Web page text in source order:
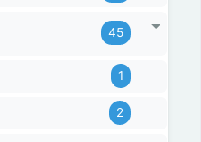
45
1
2